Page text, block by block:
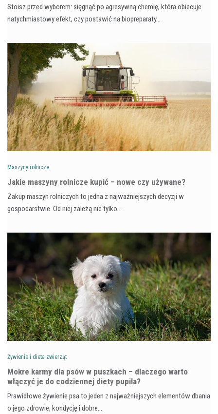
Stoisz przed wyborem: sięgnąć po agresywną chemię, która obiecuje
natychmiastowy efekt, czy postawić na biopreparaty…
Maszyny rolnicze
Jakie maszyny rolnicze kupić – nowe czy używane?
Zakup maszyn rolniczych to jedna z najważniejszych decyzji w
gospodarstwie. Od niej zależą nie tylko…
Żywienie i dieta zwierząt
Mokre karmy dla psów w puszkach – dlaczego warto
włączyć je do codziennej diety pupila?
Prawidłowe żywienie psa to jeden z najważniejszych elementów dbania
o jego zdrowie, kondycję i dobre…